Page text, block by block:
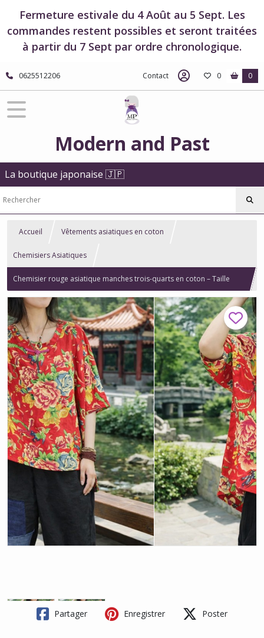
Fermeture estivale du 4 Août au 5 Sept. Les
commandes restent possibles et seront traitées
à partir du 7 Sept par ordre chronologique.
0625512206 Contact 0 0
Modern and Past
La boutique japonaise 🇯🇵
Accueil Vêtements asiatiques en coton
Chemisiers Asiatiques
Chemisier rouge asiatique manches trois-quarts en coton – Taille
unique
Partager Enregistrer Poster